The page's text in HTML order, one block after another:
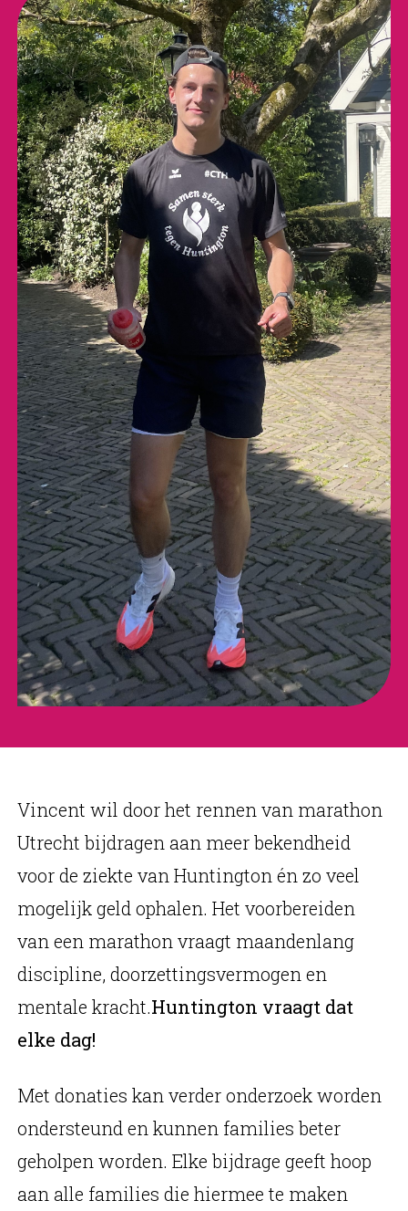
Vincent wil door het rennen van marathon
Utrecht bijdragen aan meer bekendheid
voor de ziekte van Huntington én zo veel
mogelijk geld ophalen. Het voorbereiden
van een marathon vraagt maandenlang
discipline, doorzettingsvermogen en
mentale kracht.Huntington vraagt dat
elke dag!
Met donaties kan verder onderzoek worden
ondersteund en kunnen families beter
geholpen worden. Elke bijdrage geeft hoop
aan alle families die hiermee te maken